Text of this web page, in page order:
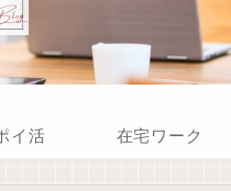
イ活 在宅ワーク